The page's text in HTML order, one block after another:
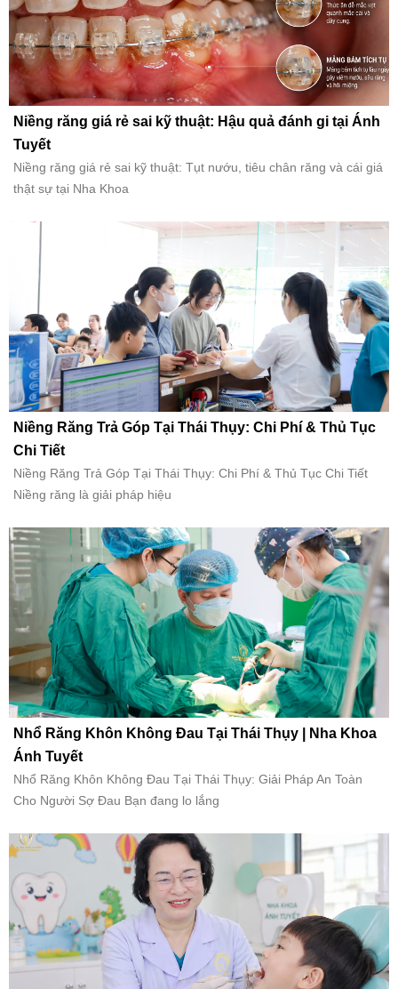
Niềng răng giá rẻ sai kỹ thuật: Hậu quả đánh gi tại Ánh
Tuyết
Niềng răng giá rẻ sai kỹ thuật: Tụt nướu, tiêu chân răng và cái giá
thật sự tại Nha Khoa
Niềng Răng Trả Góp Tại Thái Thụy: Chi Phí & Thủ Tục
Chi Tiết
Niềng Răng Trả Góp Tại Thái Thụy: Chi Phí & Thủ Tục Chi Tiết
Niềng răng là giải pháp hiệu
Nhổ Răng Khôn Không Đau Tại Thái Thụy | Nha Khoa
Ánh Tuyết
Nhổ Răng Khôn Không Đau Tại Thái Thụy: Giải Pháp An Toàn
Cho Người Sợ Đau Bạn đang lo lắng